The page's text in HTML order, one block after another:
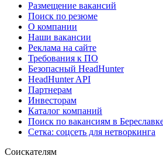
Размещение вакансий
Поиск по резюме
О компании
Наши вакансии
Реклама на сайте
Требования к ПО
Безопасный HeadHunter
HeadHunter API
Партнерам
Инвесторам
Каталог компаний
Поиск по вакансиям в
Сетка: соцсеть для нетворкинга
Соискателям